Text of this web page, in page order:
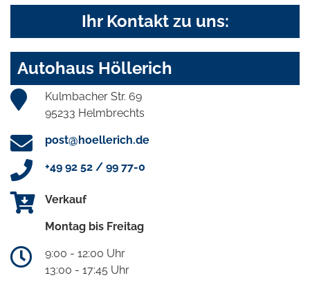
Ihr Kontakt zu uns:
Autohaus Höllerich
Kulmbacher Str. 69
95233 Helmbrechts
post@hoellerich.de
+49 92 52 / 99 77-0
Verkauf
Montag bis Freitag
9:00 - 12:00 Uhr
13:00 - 17:45 Uhr